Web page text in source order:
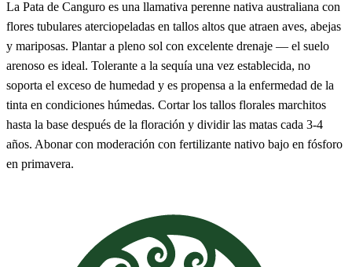
La Pata de Canguro es una llamativa perenne nativa australiana con
flores tubulares aterciopeladas en tallos altos que atraen aves, abejas
y mariposas. Plantar a pleno sol con excelente drenaje — el suelo
arenoso es ideal. Tolerante a la sequía una vez establecida, no
soporta el exceso de humedad y es propensa a la enfermedad de la
tinta en condiciones húmedas. Cortar los tallos florales marchitos
hasta la base después de la floración y dividir las matas cada 3-4
años. Abonar con moderación con fertilizante nativo bajo en fósforo
en primavera.